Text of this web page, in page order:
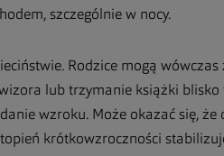
szczególnie w nocy.
Rodzice mogą
lub trzymanie książki blisko
wzroku. Może okazać się,
krótkowzroczności